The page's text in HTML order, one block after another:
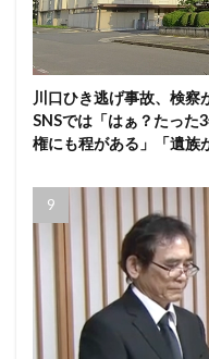
川口ひき逃げ事故、検
SNSでは「はぁ？たった
権にも程がある」「遺族